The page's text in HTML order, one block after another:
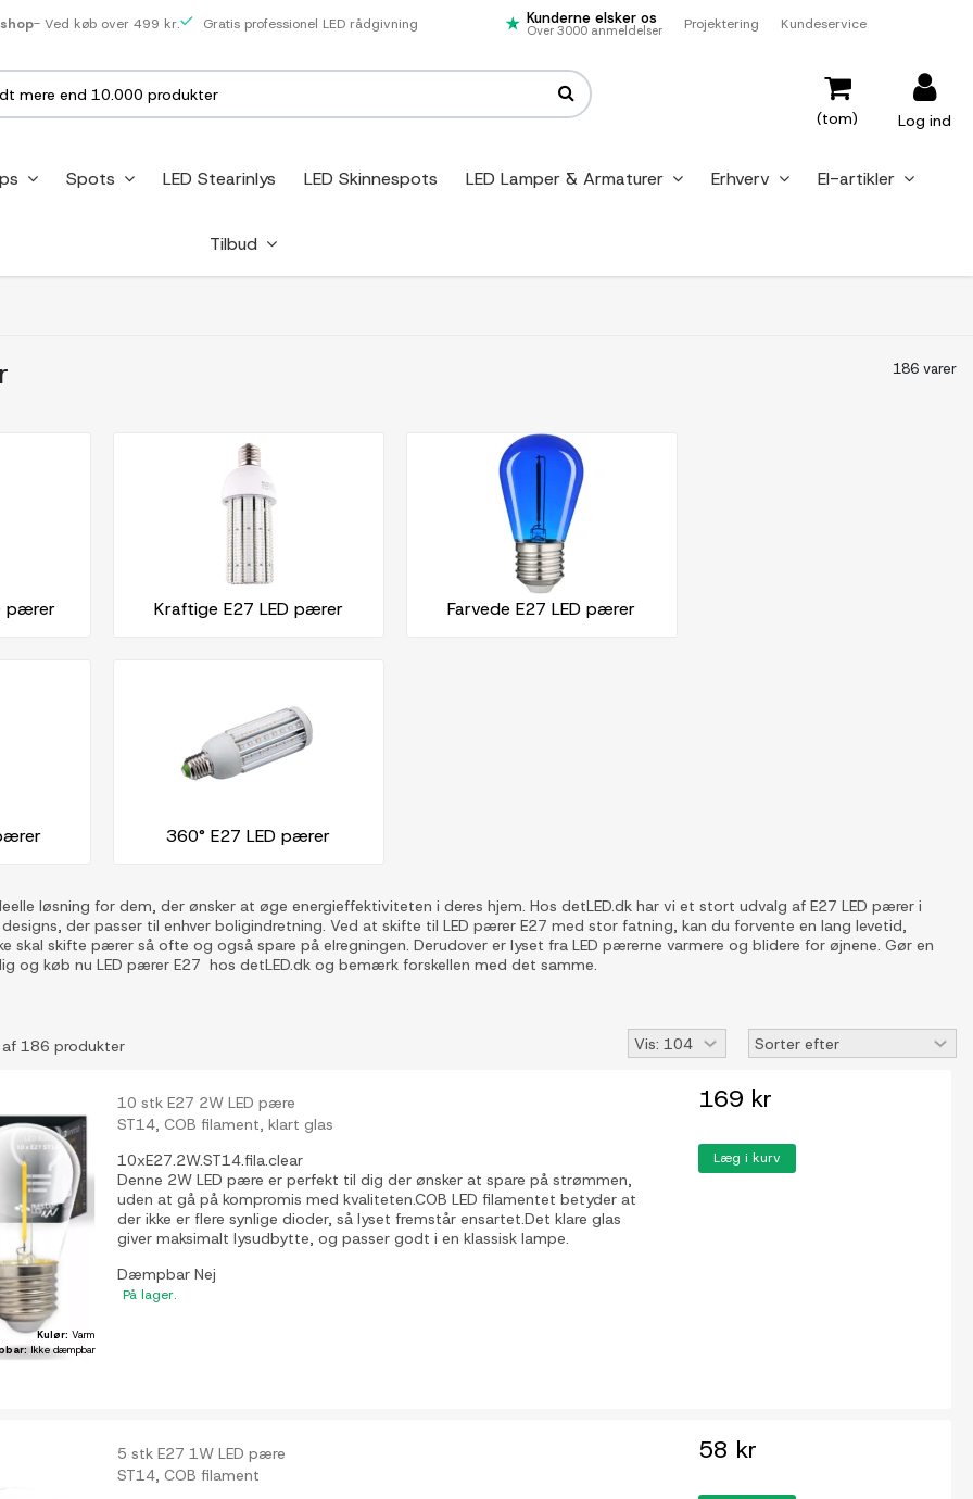
- Ved køb over 499 kr. Gratis professionel LED rådgivning Kunderne elsker os
Over 3000 anmeldelser Projektering Kundeservice
Log ind
(tom)
Spots LED Stearinlys LED Skinnespots LED Lamper & Armaturer Erhverv El-artikler
Tilbud
186 varer
pærer Kraftige E27 LED pærer Farvede E27 LED pærer
360° E27 LED pærer
løsning for dem, der ønsker at øge energieffektiviteten i deres hjem. Hos detLED.dk har vi et stort udvalg af E27 LED pærer i
der passer til enhver boligindretning. Ved at skifte til LED pærer E27 med stor fatning, kan du forvente en lang levetid,
skal skifte pærer så ofte og også spare på elregningen. Derudover er lyset fra LED pærerne varmere og blidere for øjnene. Gør en
og køb nu LED pærer E27 hos detLED.dk og bemærk forskellen med det samme.
186 produkter
Kulør:Varm
Ikke dæmpbar
10 stk E27 2W LED pære
ST14, COB filament, klart glas
10xE27.2W.ST14.fila.clear
Denne 2W LED pære er perfekt til dig der ønsker at spare på strømmen,
uden at gå på kompromis med kvaliteten.COB LED filamentet betyder at
der ikke er flere synlige dioder, så lyset fremstår ensartet.Det klare glas
giver maksimalt lysudbytte, og passer godt i en klassisk lampe.
DæmpbarNej
På lager.
169 kr
Læg i kurv
5 stk E27 1W LED pære
ST14, COB filament
58 kr